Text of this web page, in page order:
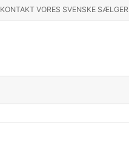
KONTAKT VORES SVENSKE SÆLGER